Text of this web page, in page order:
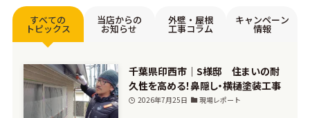
すべての
トピックス
当店からの
お知らせ
外壁・屋根
工事コラム
キャンペーン
情報
千葉県印西市｜S様邸 住まいの耐
久性を高める！鼻隠し・横樋塗装工事
2026年7月25日 現場レポート